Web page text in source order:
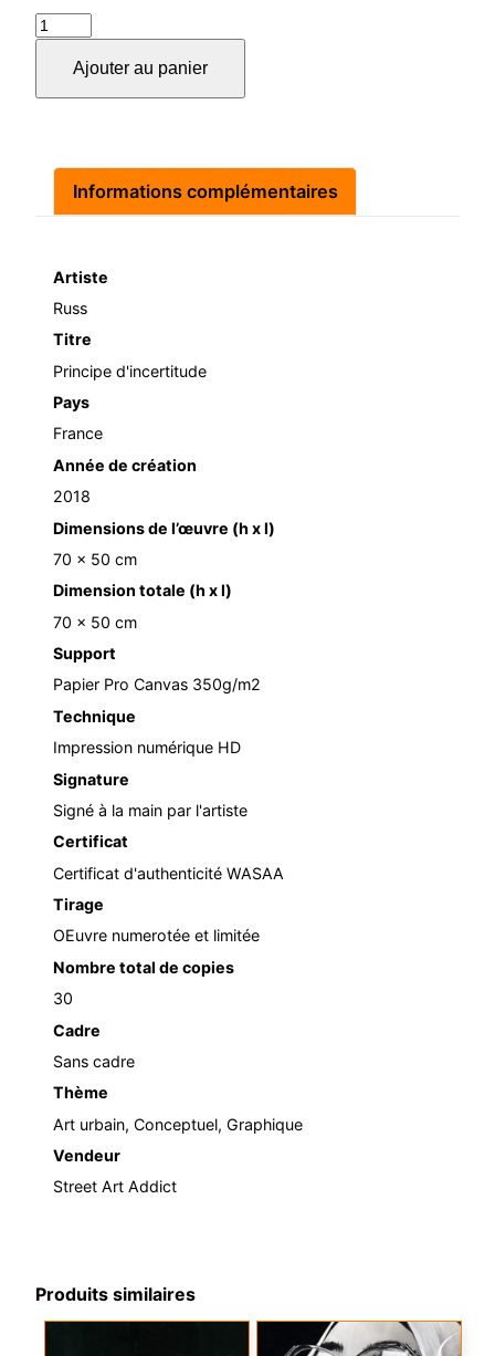
quantité
Principe
d'incertitude
Ajouter au panier
Informations complémentaires
Artiste
Russ
Titre
Principe d'incertitude
Pays
France
Année de création
2018
Dimensions de l’œuvre (h x l)
70 x 50 cm
Dimension totale (h x l)
70 x 50 cm
Support
Papier Pro Canvas 350g/m2
Technique
Impression numérique HD
Signature
Signé à la main par l'artiste
Certificat
Certificat d'authenticité WASAA
Tirage
OEuvre numerotée et limitée
Nombre total de copies
30
Cadre
Sans cadre
Thème
Art urbain, Conceptuel, Graphique
Vendeur
Street Art Addict
Produits similaires